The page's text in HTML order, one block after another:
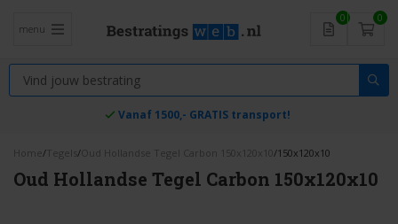
menu
0 0
Vanaf 1500,- GRATIS transport!
Home / Tegels / Oud Hollandse Tegel Carbon 150x120x10 /150x120x10
Oud Hollandse Tegel Carbon 150x120x10